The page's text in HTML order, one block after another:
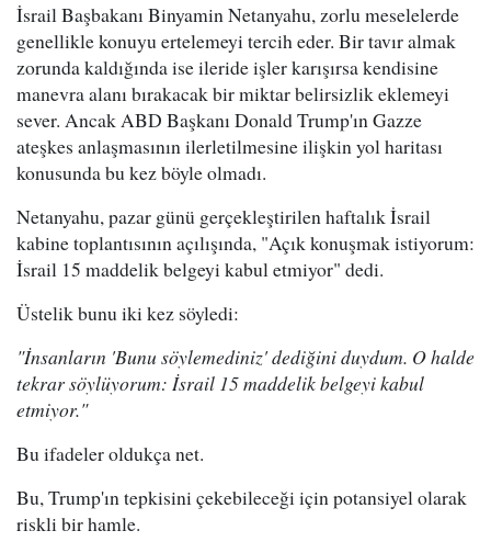
İsrail Başbakanı Binyamin Netanyahu, zorlu meselelerde
genellikle konuyu ertelemeyi tercih eder. Bir tavır almak
zorunda kaldığında ise ileride işler karışırsa kendisine
manevra alanı bırakacak bir miktar belirsizlik eklemeyi
sever. Ancak ABD Başkanı Donald Trump'ın Gazze
ateşkes anlaşmasının ilerletilmesine ilişkin yol haritası
konusunda bu kez böyle olmadı.
Netanyahu, pazar günü gerçekleştirilen haftalık İsrail
kabine toplantısının açılışında, "Açık konuşmak istiyorum:
İsrail 15 maddelik belgeyi kabul etmiyor" dedi.
Üstelik bunu iki kez söyledi:
"İnsanların 'Bunu söylemediniz' dediğini duydum. O halde
tekrar söylüyorum: İsrail 15 maddelik belgeyi kabul
etmiyor."
Bu ifadeler oldukça net.
Bu, Trump'ın tepkisini çekebileceği için potansiyel olarak
riskli bir hamle.